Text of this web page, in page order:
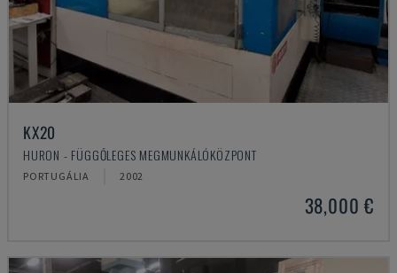
KX20
HURON - FÜGGŐLEGES MEGMUNKÁLÓKÖZPONT
PORTUGÁLIA 2002
38,000 €